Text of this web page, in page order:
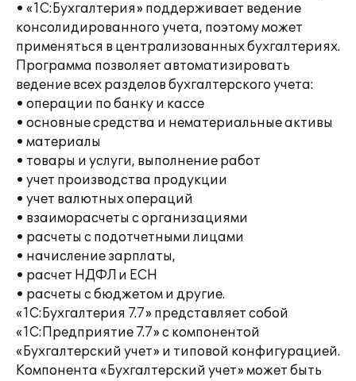
• «1С:Бухгалтерия» поддерживает ведение
консолидированного учета, поэтому может
применяться в централизованных бухгалтериях.
Программа позволяет автоматизировать
ведение всех разделов бухгалтерского учета:
• операции по банку и кассе
• основные средства и нематериальные активы
• материалы
• товары и услуги, выполнение работ
• учет производства продукции
• учет валютных операций
• взаиморасчеты с организациями
• расчеты с подотчетными лицами
• начисление зарплаты,
• расчет НДФЛ и ЕСН
• расчеты с бюджетом и другие.
«1С:Бухгалтерия 7.7» представляет собой
«1С:Предприятие 7.7» с компонентой
«Бухгалтерский учет» и типовой конфигурацией.
Компонента «Бухгалтерский учет» может быть